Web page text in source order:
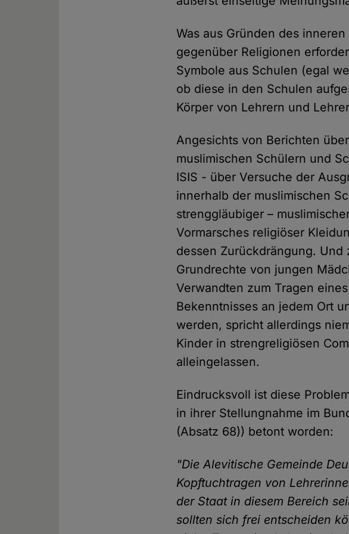
Was aus Gründen des
gegenüber Religionen
Symbole aus Schulen (egal
ob diese in den Schulen
Körper von Lehrern und
Angesichts von Berichten
muslimischen Schülern und
ISIS - über Versuche der
innerhalb der muslimischen
strenggläubiger –
Vormarsches religiöser
dessen Zurückdrängung.
Grundrechte von jungen
Verwandten zum Tragen
Bekenntnisses an jedem Ort
werden, spricht allerdings
Kinder in strengreligiösen
alleingelassen.
Eindrucksvoll ist diese
in ihrer Stellungnahme im
(Absatz 68)) betont worden:
"Die Alevitische Gemeinde
Kopftuchtragen von
der Staat in diesem Bereich
sollten sich frei entscheiden